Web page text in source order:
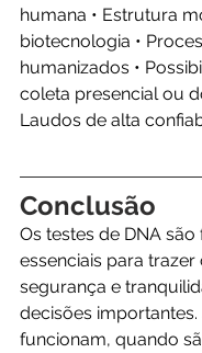
humana • Estrutura
biotecnologia •
humanizados •
coleta presencial ou
Laudos de alta
Conclusão
Os testes de DNA
essenciais para trazer
segurança e
decisões
funcionam, quando